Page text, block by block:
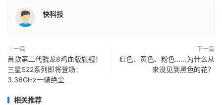
快科技
上一篇
首款第二代骁龙8鸡血版旗舰！
三星S22系列即将登场：
3.36GHz一骑绝尘
下一篇
红色、黄色、粉色……为什么从
来没见到黑色的花？
相关推荐